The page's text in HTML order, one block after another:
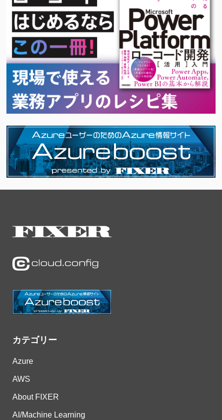
カテゴリー
Azure
AWS
About FIXER
AI/Machine Learning